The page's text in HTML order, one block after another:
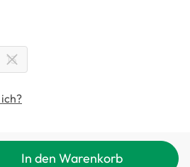
13
In den Warenkorb